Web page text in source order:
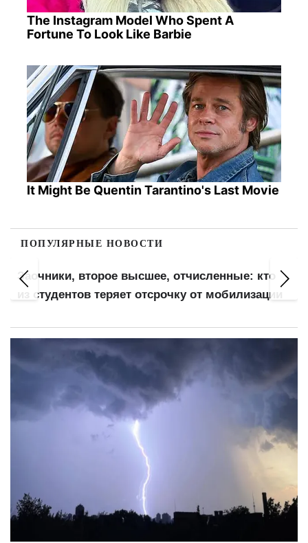
The Instagram Model Who Spent A
Fortune To Look Like Barbie
It Might Be Quentin Tarantino's Last Movie
ПОПУЛЯРНЫЕ НОВОСТИ
Заочники, второе высшее, отчисленные: кто
из студентов теряет отсрочку от мобилизации